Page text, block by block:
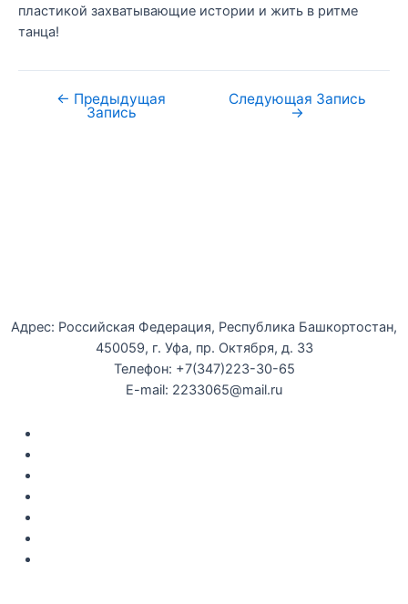
пластикой захватывающие истории и жить в ритме
танца!
← Предыдущая
Запись
Следующая Запись
→
Адрес: Российская Федерация, Республика Башкортостан,
450059, г. Уфа, пр. Октября, д. 33
Телефон: +7(347)223-30-65
E-mail: 2233065@mail.ru